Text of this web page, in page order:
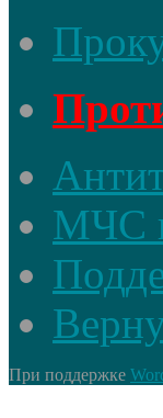
МЧС
При поддержке